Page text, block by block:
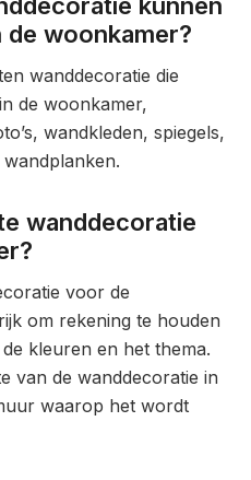
woonkamer?
wanddecoratie die
de woonkamer,
wandkleden, spiegels,
wanddecoratie
voor de
om rekening te houden
kleuren en het thema.
van de wanddecoratie in
waarop het wordt